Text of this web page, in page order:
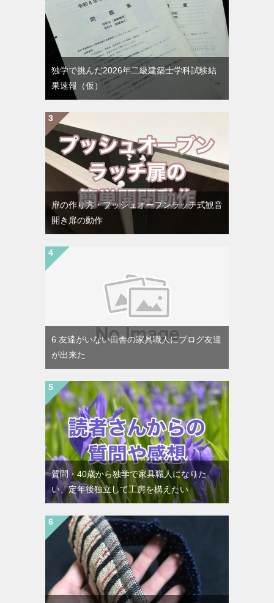
独学で挑んだ2026年二級建築士学科試験結
果速報（仮）
扉の作り方・プッシュオープンラッチ式観音
開き扉の動作
6.友達がいない田舎の家具職人にブログ友達
が出来た
質問・40歳から独学で家具職人になりた
い、定年後独立して工房を構えたい